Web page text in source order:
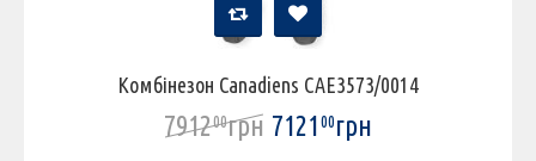
Комбінезон Canadiens CAE3573/0014
791200грн 712100грн